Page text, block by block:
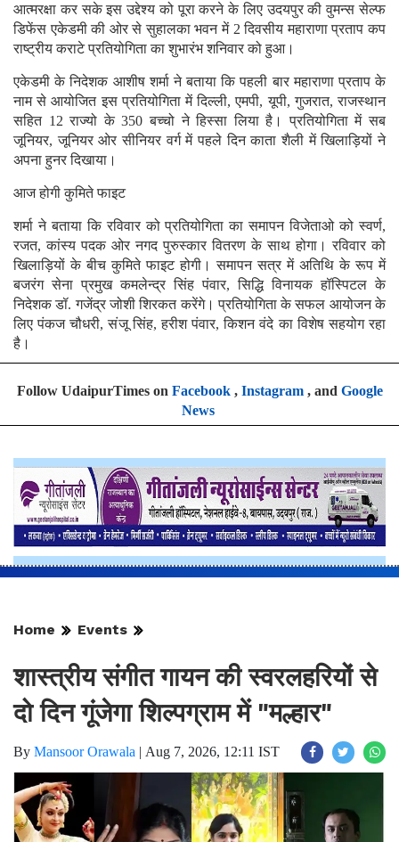
आत्मरक्षा कर सके इस उद्देश्य को पूरा करने के लिए उदयपुर की वुमन्स सेल्फ
डिफेंस एकेडमी की ओर से सुहालका भवन में 2 दिवसीय महाराणा प्रताप कप
राष्ट्रीय कराटे प्रतियोगिता का शुभारंभ शनिवार को हुआ।
एकेडमी के निदेशक आशीष शर्मा ने बताया कि पहली बार महाराणा प्रताप के
नाम से आयोजित इस प्रतियोगिता में दिल्ली, एमपी, यूपी, गुजरात, राजस्थान
सहित 12 राज्यो के 350 बच्चो ने हिस्सा लिया है। प्रतियोगिता में सब
जूनियर, जूनियर ओर सीनियर वर्ग में पहले दिन काता शैली में खिलाड़ियों ने
अपना हुनर दिखाया।
आज होगी कुमिते फाइट
शर्मा ने बताया कि रविवार को प्रतियोगिता का समापन विजेताओ को स्वर्ण,
रजत, कांस्य पदक ओर नगद पुरुस्कार वितरण के साथ होगा। रविवार को
खिलाड़ियों के बीच कुमिते फाइट होगी। समापन सत्र में अतिथि के रूप में
बजरंग सेना प्रमुख कमलेन्द्र सिंह पंवार, सिद्धि विनायक हॉस्पिटल के
निदेशक डॉ. गजेंद्र जोशी शिरकत करेंगे। प्रतियोगिता के सफल आयोजन के
लिए पंकज चौधरी, संजू सिंह, हरीश पंवार, किशन वंदे का विशेष सहयोग रहा
है।
Follow UdaipurTimes on Facebook, Instagram, and Google
News
Home Events
शास्त्रीय संगीत गायन की स्वरलहरियों से
दो दिन गूंजेगा शिल्पग्राम में "मल्हार"
By Mansoor Orawala | Aug 7, 2026, 12:11 IST